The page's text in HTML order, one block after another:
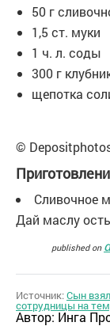
50 г
1,5 ст. муки
1 ч. л. соды
300 г
щепотка
©
Сливочное
Дай маслу
published on
Источник:Сын
сотрудницы на
Автор: Инга